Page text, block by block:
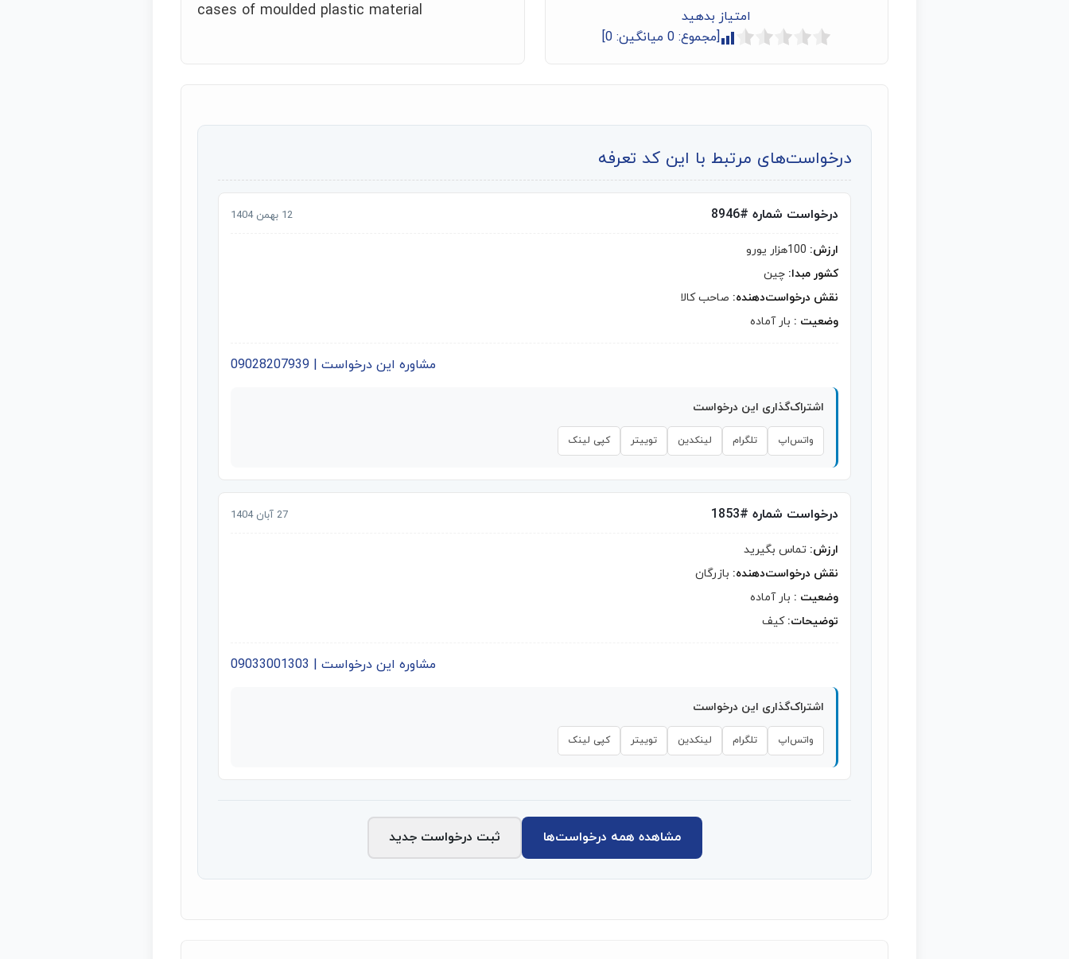
امتیاز بدهید
[مجموع:0 میانگین:0
]
cases of moulded plastic material
درخواست‌های مرتبط با این کد تعرفه
درخواست شماره #8946 12 بهمن 1404
ارزش:
کشور مبدا: چین
نقش درخواست‌دهنده: صاحب کالا
وضعیت : بار آماده
مشاوره این درخواست | 09028207939
اشتراک‌گذاری این درخواست
واتس‌اپ تلگرام لینکدین توییتر کپی لینک
درخواست شماره #1853 27 آبان 1404
ارزش: تماس بگیرید
نقش درخواست‌دهنده: بازرگان
وضعیت : بار آماده
توضیحات: کیف
مشاوره این درخواست | 09033001303
اشتراک‌گذاری این درخواست
واتس‌اپ تلگرام لینکدین توییتر کپی لینک
مشاهده همه درخواست‌ها ثبت درخواست جدید